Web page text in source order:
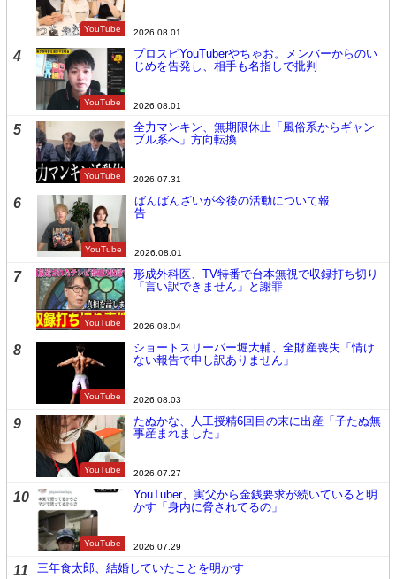
YouTube 2026.08.01
4
YouTube
プロスピYouTuberやちゃお。メンバーからのい
じめを告発し、相手も名指しで批判
2026.08.01
5
YouTube
全力マンキン、無期限休止「風俗系からギャン
ブル系へ」方向転換
2026.07.31
6
YouTube
ばんばんざいが今後の活動について報
告
2026.08.01
7
YouTube
形成外科医、TV特番で台本無視で収録打ち切り
「言い訳できません」と謝罪
2026.08.04
8
YouTube
ショートスリーパー堀大輔、全財産喪失「情け
ない報告で申し訳ありません」
2026.08.03
9
YouTube
たぬかな、人工授精6回目の末に出産「子たぬ無
事産まれました」
2026.07.27
10
YouTube
YouTuber、実父から金銭要求が続いていると明
かす「身内に脅されてるの」
2026.07.29
11 三年食太郎、結婚していたことを明かす